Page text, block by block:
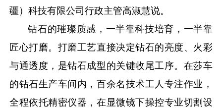
疆）科技有限公司行政主管高淑慧说。
钻石的璀璨质感，一半靠科技培育，一半靠
匠心打磨。打磨工艺直接决定钻石的亮度、火彩
与通透度，是钻石成型的关键收尾工序。在莎车
的钻石生产车间内，百余名技术工人专注作业，
全程依托精密仪器，在显微镜下操控专业切割设